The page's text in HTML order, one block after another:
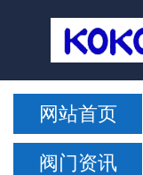
网站首页
阀门资讯